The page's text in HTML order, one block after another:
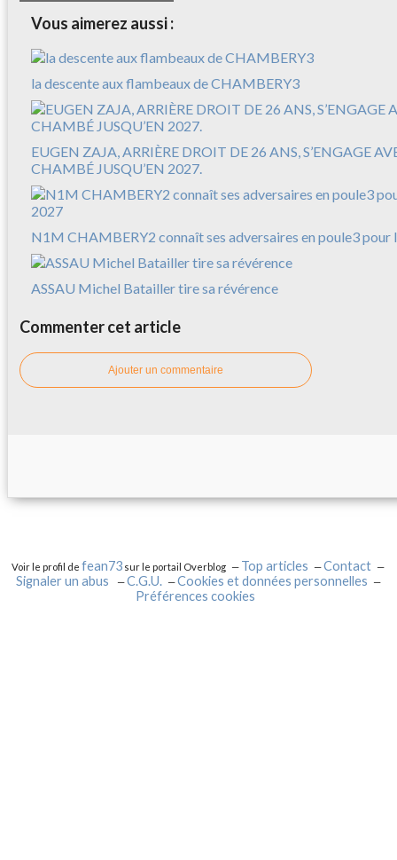
Vous aimerez aussi :
la descente aux flambeaux de CHAMBERY3
EUGEN ZAJA, ARRIÈRE DROIT DE 26 ANS, S’ENGAGE
CHAMBÉ JUSQU’EN 2027.
N1M CHAMBERY2 connaît ses adversaires en poule3 pour
ASSAU Michel Batailler tire sa révérence
Commenter cet article
Ajouter un commentaire
Voir le profil defean73 sur le portail Overblog Top articles
Contact
Signaler un abus
C.G.U.
Cookies et données personnelles
Préférences cookies